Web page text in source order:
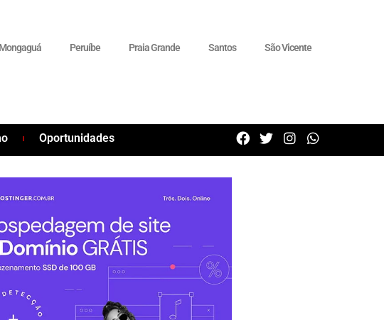
Mongaguá Peruíbe Praia Grande Santos São Vicente
Oportunidades